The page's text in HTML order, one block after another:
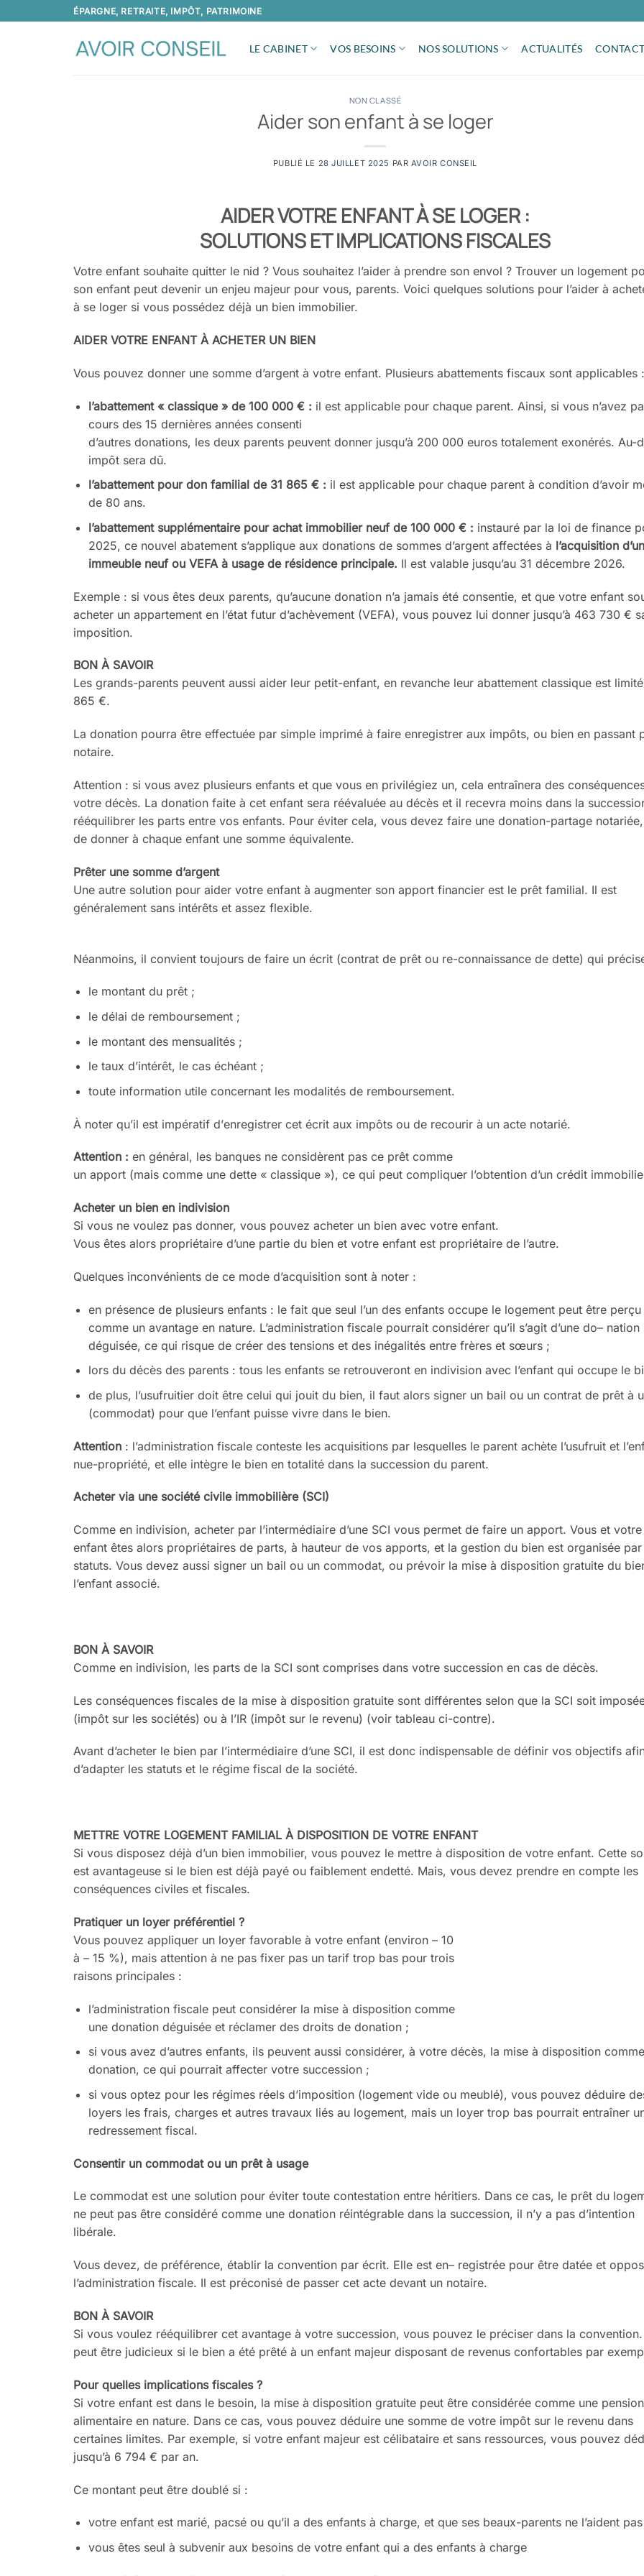
au
ÉPARGNE, RETRAITE, IMPÔT, PATRIMOINE
LE CABINET VOS BESOINS NOS SOLUTIONS ACTUALITÉS
NON CLASSÉ
Aider son enfant à se loger
PUBLIÉ LE 28 JUILLET 2025 PAR AVOIR CONSEIL
AIDER VOTRE ENFANT À SE LOGER :
SOLUTIONS ET IMPLICATIONS FISCALES
Votre enfant souhaite quitter le nid ? Vous souhaitez l’aider à prendre son envol ? Trouver un logement
son enfant peut devenir un enjeu majeur pour vous, parents. Voici quelques solutions pour l’aider à
à se loger si vous possédez déjà un bien immobilier.
AIDER VOTRE ENFANT À ACHETER UN BIEN
Vous pouvez donner une somme d’argent à votre enfant. Plusieurs abattements fiscaux sont applicables :
l’abattement « classique » de 100 000 € : il est applicable pour chaque parent. Ainsi, si vous n’avez
cours des 15 dernières années consenti
d’autres donations, les deux parents peuvent donner jusqu’à 200 000 euros totalement exonérés. Au-
impôt sera dû.
l’abattement pour don familial de 31 865 € : il est applicable pour chaque parent à condition d’avoir
de 80 ans.
l’abattement supplémentaire pour achat immobilier neuf de 100 000 € : instauré par la loi de finance
2025, ce nouvel abatement s’applique aux donations de sommes d’argent affectées à l’acquisition d’un
immeuble neuf ou VEFA à usage de résidence principale. Il est valable jusqu’au 31 décembre 2026.
Exemple : si vous êtes deux parents, qu’aucune donation n’a jamais été consentie, et que votre enfant
acheter un appartement en l’état futur d’achèvement (VEFA), vous pouvez lui donner jusqu’à 463 730 €
imposition.
BON À SAVOIR
Les grands-parents peuvent aussi aider leur petit-enfant, en revanche leur abattement classique est
865 €.
La donation pourra être effectuée par simple imprimé à faire enregistrer aux impôts, ou bien en passant
notaire.
Attention : si vous avez plusieurs enfants et que vous en privilégiez un, cela entraînera des
votre décès. La donation faite à cet enfant sera réévaluée au décès et il recevra moins dans la
rééquilibrer les parts entre vos enfants. Pour éviter cela, vous devez faire une donation-partage
de donner à chaque enfant une somme équivalente.
Prêter une somme d’argent
Une autre solution pour aider votre enfant à augmenter son apport financier est le prêt familial. Il est
généralement sans intérêts et assez flexible.
Néanmoins, il convient toujours de faire un écrit (contrat de prêt ou re-connaissance de dette) qui
le montant du prêt ;
le délai de remboursement ;
le montant des mensualités ;
le taux d’intérêt, le cas échéant ;
toute information utile concernant les modalités de remboursement.
À noter qu’il est impératif d’enregistrer cet écrit aux impôts ou de recourir à un acte notarié.
Attention : en général, les banques ne considèrent pas ce prêt comme
un apport (mais comme une dette « classique »), ce qui peut compliquer l’obtention d’un crédit
Acheter un bien en indivision
Si vous ne voulez pas donner, vous pouvez acheter un bien avec votre enfant.
Vous êtes alors propriétaire d’une partie du bien et votre enfant est propriétaire de l’autre.
Quelques inconvénients de ce mode d’acquisition sont à noter :
en présence de plusieurs enfants : le fait que seul l’un des enfants occupe le logement peut être perçu
comme un avantage en nature. L’administration fiscale pourrait considérer qu’il s’agit d’une do– nation
déguisée, ce qui risque de créer des tensions et des inégalités entre frères et sœurs ;
lors du décès des parents : tous les enfants se retrouveront en indivision avec l’enfant qui occupe le
de plus, l’usufruitier doit être celui qui jouit du bien, il faut alors signer un bail ou un contrat de prêt à
(commodat) pour que l’enfant puisse vivre dans le bien.
Attention : l’administration fiscale conteste les acquisitions par lesquelles le parent achète l’usufruit et
nue-propriété, et elle intègre le bien en totalité dans la succession du parent.
Acheter via une société civile immobilière (SCI)
Comme en indivision, acheter par l’intermédiaire d’une SCI vous permet de faire un apport. Vous et votre
enfant êtes alors propriétaires de parts, à hauteur de vos apports, et la gestion du bien est organisée
statuts. Vous devez aussi signer un bail ou un commodat, ou prévoir la mise à disposition gratuite du
l’enfant associé.
BON À SAVOIR
Comme en indivision, les parts de la SCI sont comprises dans votre succession en cas de décès.
Les conséquences fiscales de la mise à disposition gratuite sont différentes selon que la SCI soit
(impôt sur les sociétés) ou à l’IR (impôt sur le revenu) (voir tableau ci-contre).
Avant d’acheter le bien par l’intermédiaire d’une SCI, il est donc indispensable de définir vos objectifs
d’adapter les statuts et le régime fiscal de la société.
METTRE VOTRE LOGEMENT FAMILIAL À DISPOSITION DE VOTRE ENFANT
Si vous disposez déjà d’un bien immobilier, vous pouvez le mettre à disposition de votre enfant. Cette so
est avantageuse si le bien est déjà payé ou faiblement endetté. Mais, vous devez prendre en compte les
conséquences civiles et fiscales.
Pratiquer un loyer préférentiel ?
Vous pouvez appliquer un loyer favorable à votre enfant (environ – 10
à – 15 %), mais attention à ne pas fixer pas un tarif trop bas pour trois
raisons principales :
l’administration fiscale peut considérer la mise à disposition comme
une donation déguisée et réclamer des droits de donation ;
si vous avez d’autres enfants, ils peuvent aussi considérer, à votre décès, la mise à disposition
donation, ce qui pourrait affecter votre succession ;
si vous optez pour les régimes réels d’imposition (logement vide ou meublé), vous pouvez déduire
loyers les frais, charges et autres travaux liés au logement, mais un loyer trop bas pourrait entraîner
redressement fiscal.
Consentir un commodat ou un prêt à usage
Le commodat est une solution pour éviter toute contestation entre héritiers. Dans ce cas, le prêt du lo
ne peut pas être considéré comme une donation réintégrable dans la succession, il n’y a pas d’intention
libérale.
Vous devez, de préférence, établir la convention par écrit. Elle est en– registrée pour être datée et oppo
l’administration fiscale. Il est préconisé de passer cet acte devant un notaire.
BON À SAVOIR
Si vous voulez rééquilibrer cet avantage à votre succession, vous pouvez le préciser dans la conven
peut être judicieux si le bien a été prêté à un enfant majeur disposant de revenus confortables par
Pour quelles implications fiscales ?
Si votre enfant est dans le besoin, la mise à disposition gratuite peut être considérée comme une pension
alimentaire en nature. Dans ce cas, vous pouvez déduire une somme de votre impôt sur le revenu dans
certaines limites. Par exemple, si votre enfant majeur est célibataire et sans ressources, vous pouvez
jusqu’à 6 794 € par an.
Ce montant peut être doublé si :
votre enfant est marié, pacsé ou qu’il a des enfants à charge, et que ses beaux-parents ne l’aident pas
vous êtes seul à subvenir aux besoins de votre enfant qui a des enfants à charge